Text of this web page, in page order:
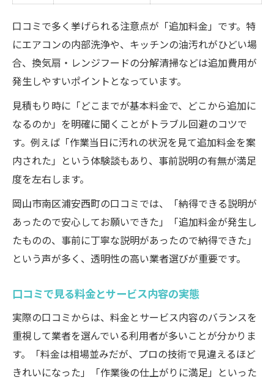
口コミで多く挙げられる注意点が「追加料金」です。特
にエアコンの内部洗浄や、キッチンの油汚れがひどい場
合、換気扇・レンジフードの分解清掃などは追加費用が
発生しやすいポイントとなっています。
見積もり時に「どこまでが基本料金で、どこから追加に
なるのか」を明確に聞くことがトラブル回避のコツで
す。例えば「作業当日に汚れの状況を見て追加料金を案
内された」という体験談もあり、事前説明の有無が満足
度を左右します。
岡山市南区浦安西町の口コミでは、「納得できる説明が
あったので安心してお願いできた」「追加料金が発生し
たものの、事前に丁寧な説明があったので納得できた」
という声が多く、透明性の高い業者選びが重要です。
口コミで見る料金とサービス内容の実態
実際の口コミからは、料金とサービス内容のバランスを
重視して業者を選んでいる利用者が多いことが分かりま
す。「料金は相場並みだが、プロの技術で見違えるほど
きれいになった」「作業後の仕上がりに満足」といった